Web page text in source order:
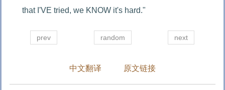
that I'VE tried, we KNOW it's hard."
prev next
random
中文翻译 原文链接